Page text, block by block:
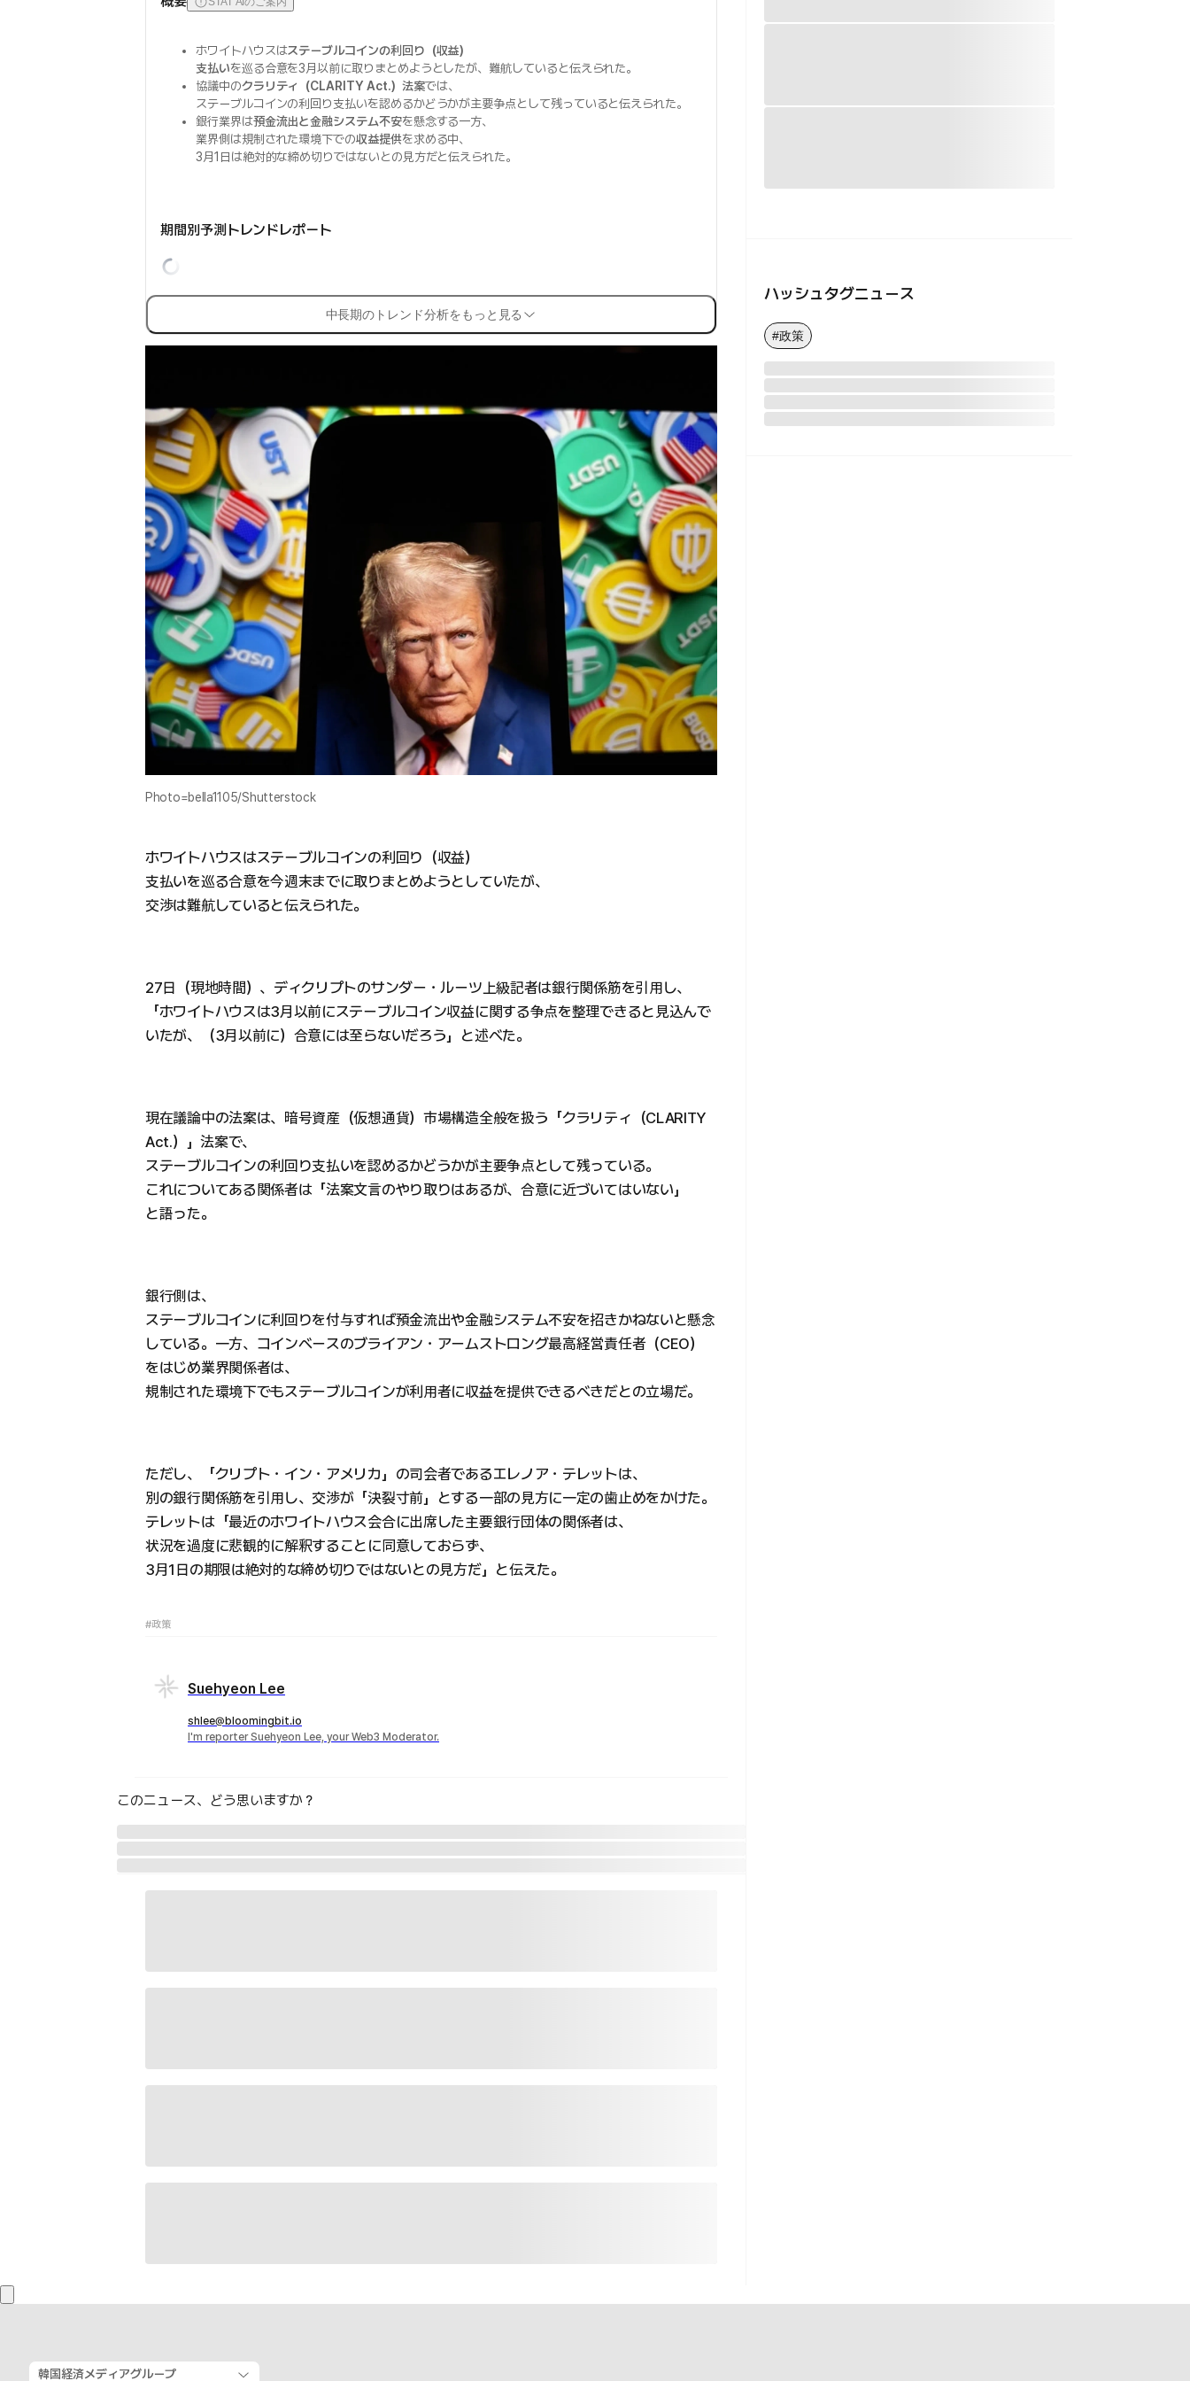
ホワイトハウスはステーブルコインの利回り（収益）
支払いを巡る合意を3月以前に取りまとめようとしたが、難航していると伝えられた。
協議中のクラリティ（CLARITY Act.）法案では、
ステーブルコインの利回り支払いを認めるかどうかが主要争点として残っていると伝えられた。
銀行業界は預金流出と金融システム不安を懸念する一方、
業界側は規制された環境下での収益提供を求める中、
3月1日は絶対的な締め切りではないとの見方だと伝えられた。
期間別予測トレンドレポート
中長期のトレンド分析をもっと見る
Photo=bella1105/Shutterstock
ホワイトハウスはステーブルコインの利回り（収益）
支払いを巡る合意を今週末までに取りまとめようとしていたが、
交渉は難航していると伝えられた。
27日（現地時間）、ディクリプトのサンダー・ルーツ上級記者は銀行関係筋を引用し、
「ホワイトハウスは3月以前にステーブルコイン収益に関する争点を整理できると見込んで
いたが、（3月以前に）合意には至らないだろう」と述べた。
現在議論中の法案は、暗号資産（仮想通貨）市場構造全般を扱う「クラリティ（CLARITY
Act.）」法案で、
ステーブルコインの利回り支払いを認めるかどうかが主要争点として残っている。
これについてある関係者は「法案文言のやり取りはあるが、合意に近づいてはいない」
と語った。
銀行側は、
ステーブルコインに利回りを付与すれば預金流出や金融システム不安を招きかねないと懸念
している。一方、コインベースのブライアン・アームストロング最高経営責任者（CEO）
をはじめ業界関係者は、
規制された環境下でもステーブルコインが利用者に収益を提供できるべきだとの立場だ。
ただし、「クリプト・イン・アメリカ」の司会者であるエレノア・テレットは、
別の銀行関係筋を引用し、交渉が「決裂寸前」とする一部の見方に一定の歯止めをかけた。
テレットは「最近のホワイトハウス会合に出席した主要銀行団体の関係者は、
状況を過度に悲観的に解釈することに同意しておらず、
3月1日の期限は絶対的な締め切りではないとの見方だ」と伝えた。
#政策
Suehyeon Lee
shlee@bloomingbit.io
I'm reporter Suehyeon Lee, your Web3 Moderator.
このニュース、どう思いますか？
ハッシュタグニュース
#政策
韓国経済メディアグループ